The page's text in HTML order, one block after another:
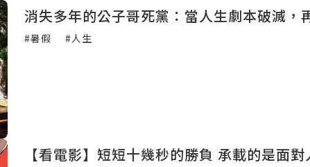
消失多年的公子哥死黨：當人生劇本破滅，
#暑假 #人生
【看電影】短短十幾秒的勝負 承載的是面